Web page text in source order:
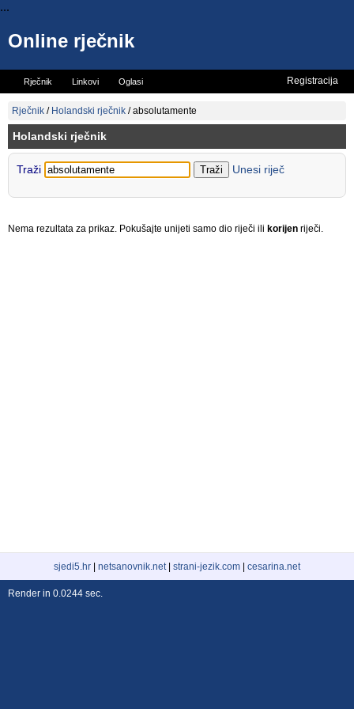
...
Online rječnik
Rječnik Linkovi Oglasi
Vicevi
Registracija
Rječnik / Holandski rječnik /absolutamente
Holandski rječnik
Traži Unesi riječ
Nema rezultata za prikaz. Pokušajte unijeti samo dio riječi ili korijen riječi.
sjedi5.hr netsanovnik.net| strani-jezik.com cesarina.net
Render in 0.0244 sec.